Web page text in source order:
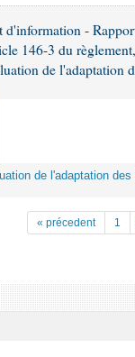
d'information -
146-3 du
de l'adaptation
de l'adaptation
« précedent 1